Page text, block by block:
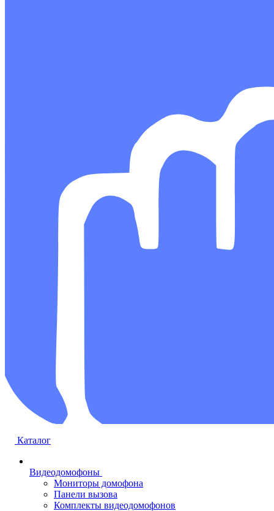
Каталог
Видеодомофоны
Мониторы домофона
Панели вызова
Комплекты видеодомофонов